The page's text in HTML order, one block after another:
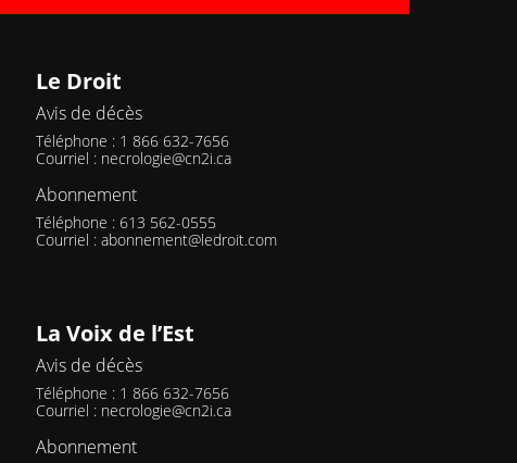
Le Droit
Avis de décès
Téléphone : 1 866 632-7656
Courriel : necrologie@cn2i.ca
Abonnement
Téléphone : 613 562-0555
Courriel : abonnement@ledroit.com
La Voix de l’Est
Avis de décès
Téléphone : 1 866 632-7656
Courriel : necrologie@cn2i.ca
Abonnement